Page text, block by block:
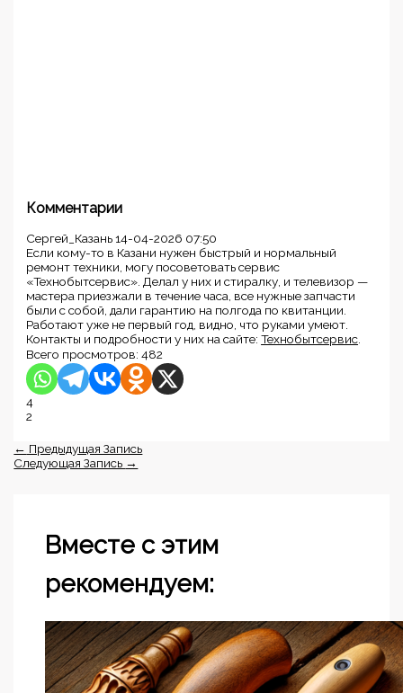
Комментарии
Сергей_Казань14-04-2026 07:50
Если кому-то в Казани нужен быстрый и нормальный
ремонт техники, могу посоветовать сервис
«Технобытсервис». Делал у них и стиралку, и телевизор —
мастера приезжали в течение часа, все нужные запчасти
были с собой, дали гарантию на полгода по квитанции.
Работают уже не первый год, видно, что руками умеют.
Контакты и подробности у них на сайте:Технобытсервис
Всего просмотров: 482
4
2
← Предыдущая Запись
Следующая Запись →
Вместе с этим
рекомендуем: